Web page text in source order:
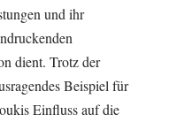
und ihr
dient. Trotz der
Beispiel für
Einfluss auf die